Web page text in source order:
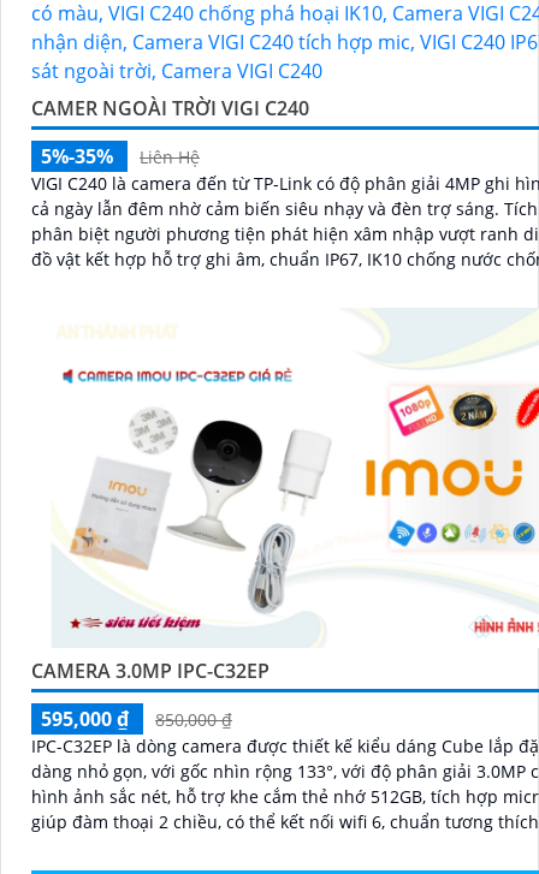
CAMER NGOÀI TRỜI VIGI C240
5%-35%
Liên Hệ
VIGI C240 là camera đến từ TP-Link có độ phân giải 4MP ghi
cả ngày lẫn đêm nhờ cảm biến siêu nhạy và đèn trợ sáng. Tích hợp AI
phân biệt người phương tiện phát hiện xâm nhập vượt ranh
đồ vật kết hợp hỗ trợ ghi âm, chuẩn IP67, IK10 chống nước
CAMERA 3.0MP IPC-C32EP
595,000 ₫
850,000 ₫
IPC-C32EP là dòng camera được thiết kế kiểu dáng Cube lắp
dàng nhỏ gọn, với gốc nhìn rộng 133°, với độ phân giải 3.0MP
hình ảnh sắc nét, hỗ trợ khe cắm thẻ nhớ 512GB, tích hợp
giúp đàm thoại 2 chiều, có thể kết nối wifi 6, chuẩn tương